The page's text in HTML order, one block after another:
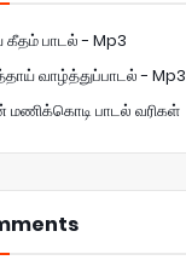
கீதம் பாடல் - Mp3
வாழ்த்துப்பாடல் - Mp3
மணிக்கொடி பாடல் வரிகள்